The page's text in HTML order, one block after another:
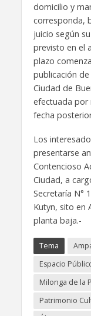
domicilio y
corresponda,
juicio según
previsto en el
plazo
publicación
Ciudad de
efectuada por
fecha
Los
presentarse
Contencioso
Ciudad, a
Secretaría N°
Kutyn, sito en
planta baja.-
Tema
Espacio
Milonga de la
Patrimonio